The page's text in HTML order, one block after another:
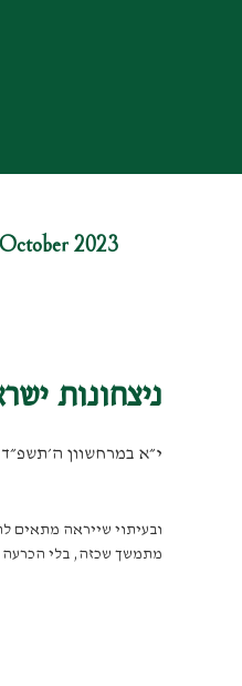
2023
ניצחונות
י״א במרחשוון ה׳תשפ״ד (26/10/
ובעיתוי שייראה מתאים
מתמשך שכזה, בלי הכרעה